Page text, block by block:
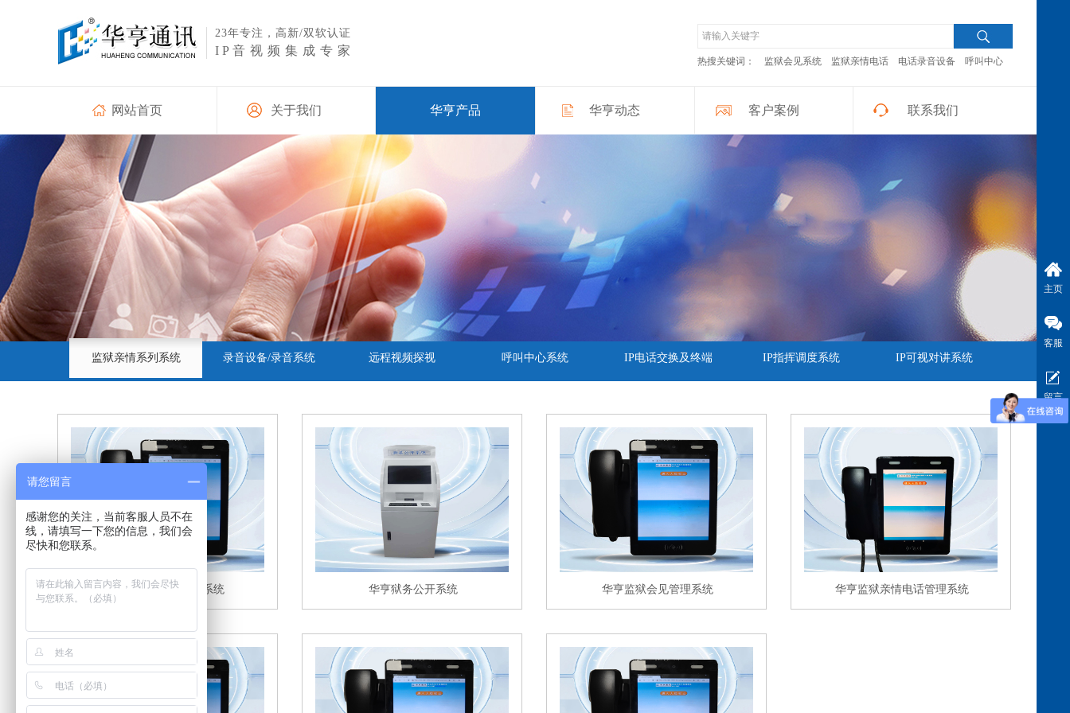
监狱亲情系列系统 录音设备/录音系统 远程视频探视 呼叫中心系统 IP电话交换及终端 IP指挥调度系统 IP可视对讲系统
华亨视频会见管理系统 华亨狱务公开系统 华亨监狱会见管理系统 华亨监狱亲情电话管理系统
23年专注，高新/双软认证
IP 音视频集成专家
热搜关键词： 监狱会见系统 监狱亲情电话 电话录音设备 呼叫中心
网站首页 关于我们 华亨产品 华亨动态 客户案例 联系我们
主页
客服
留言
请您留言
感谢您的关注，当前客服人员不在
线，请填写一下您的信息，我们会
尽快和您联系。